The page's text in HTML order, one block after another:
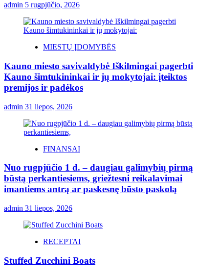
admin 5 rugpjūčio, 2026
MIESTŲ ĮDOMYBĖS
Kauno miesto savivaldybė Iškilmingai pagerbti
Kauno šimtukininkai ir jų mokytojai: įteiktos
premijos ir padėkos
admin 31 liepos, 2026
FINANSAI
Nuo rugpjūčio 1 d. – daugiau galimybių pirmą
būstą perkantiesiems, griežtesni reikalavimai
imantiems antrą ar paskesnę būsto paskolą
admin 31 liepos, 2026
RECEPTAI
Stuffed Zucchini Boats